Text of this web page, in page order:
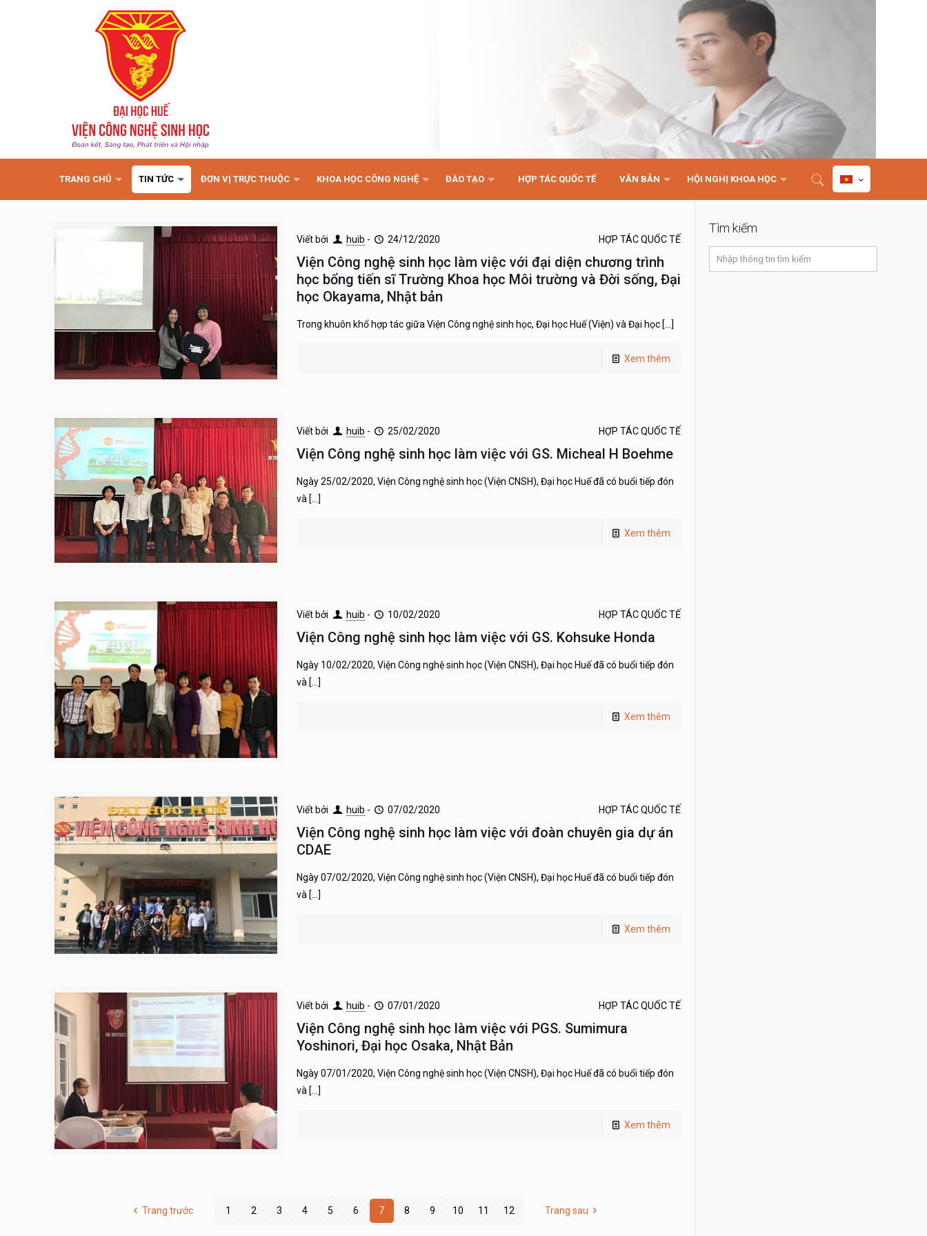
TRANG CHỦ TIN TỨC ĐƠN VỊ TRỰC THUỘC KHOA HỌC CÔNG NGHỆ ĐÀO TẠO HỢP TÁC QUỐC TẾ VĂN BẢN HỘI NGHỊ KHOA HỌC
Viết bởi huib - 24/12/2020 HỢP TÁC QUỐC TẾ
Viện Công nghệ sinh học làm việc với đại diện chương trình
học bổng tiến sĩ Trường Khoa học Môi trường và Đời sống, Đại
học Okayama, Nhật bản
Trong khuôn khổ hợp tác giữa Viện Công nghệ sinh học, Đại học Huế (Viện) và Đại học […]
Xem thêm
Viết bởi huib - 25/02/2020 HỢP TÁC QUỐC TẾ
Viện Công nghệ sinh học làm việc với GS. Micheal H Boehme
Ngày 25/02/2020, Viện Công nghệ sinh học (Viện CNSH), Đại học Huế đã có buổi tiếp đón
và […]
Xem thêm
Viết bởi huib - 10/02/2020 HỢP TÁC QUỐC TẾ
Viện Công nghệ sinh học làm việc với GS. Kohsuke Honda
Ngày 10/02/2020, Viện Công nghệ sinh học (Viện CNSH), Đại học Huế đã có buổi tiếp đón
và […]
Xem thêm
Viết bởi huib - 07/02/2020 HỢP TÁC QUỐC TẾ
Viện Công nghệ sinh học làm việc với đoàn chuyên gia dự án
CDAE
Ngày 07/02/2020, Viện Công nghệ sinh học (Viện CNSH), Đại học Huế đã có buổi tiếp đón
và […]
Xem thêm
Viết bởi huib - 07/01/2020 HỢP TÁC QUỐC TẾ
Viện Công nghệ sinh học làm việc với PGS. Sumimura
Yoshinori, Đại học Osaka, Nhật Bản
Ngày 07/01/2020, Viện Công nghệ sinh học (Viện CNSH), Đại học Huế đã có buổi tiếp đón
và […]
Xem thêm
Trang trước 1 2 3 4 5 6 7 8 9 10 11 12 Trang sau
Tìm kiếm